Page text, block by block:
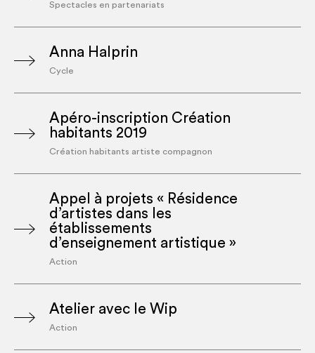
Spectacles en partenariats
Anna Halprin
Cycle
Apéro-inscription Création
habitants 2019
Création habitants artiste compagnon
Appel à projets « Résidence
d’artistes dans les
établissements
d’enseignement artistique »
Action
Atelier avec le Wip
Action